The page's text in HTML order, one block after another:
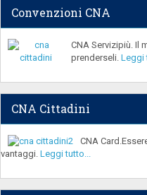
Convenzioni CNA
CNA Servizipiù. Il
prenderseli.Leggi
CNA Cittadini
CNA
vantaggi.Leggi tutto...